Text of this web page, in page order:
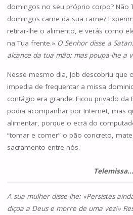
domingos no seu próprio corpo? Não
domingos carne da sua carne?
retirar-lhe o alimento, e verás como
na Tua frente.» O Senhor disse a
alcance da tua mão; mas poupa-lhe a
Nesse mesmo dia, Job descobriu que
impedia de frequentar a missa
contágio era grande. Ficou privado da
podia acompanhar por Internet, mas
alimentar, porque o ecrã do
“tomar e comer” o pão concreto,
sacramento entre nós.
Telemissa…
A sua mu­lher disse-lhe: «Per­sis­tes
diçoa a Deus e morre de uma vez!»